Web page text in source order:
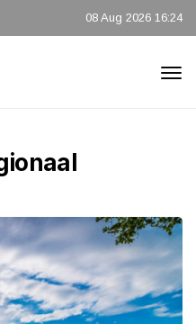
08 Aug 2026 16:24